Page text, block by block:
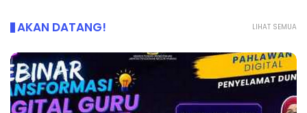
LIHAT SEMUA
AKAN DATANG!